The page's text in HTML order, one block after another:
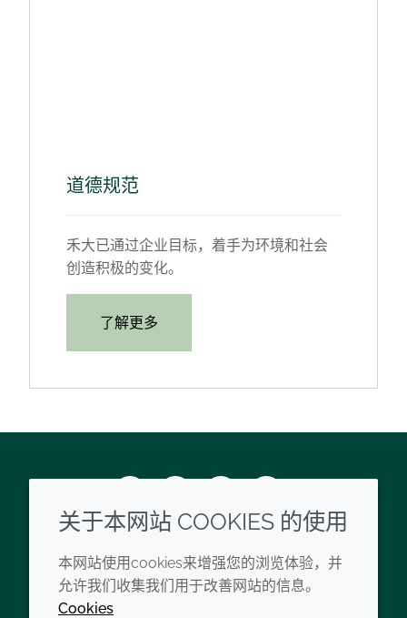
道德规范
禾大已通过企业目标，着手为环境和社会
创造积极的变化。
了解更多
禾大现代奴隶制声明
条款和条件
关于本网站 COOKIES 的使用
本网站使用cookies来增强您的浏览体验，并
允许我们收集我们用于改善网站的信息。
Cookies